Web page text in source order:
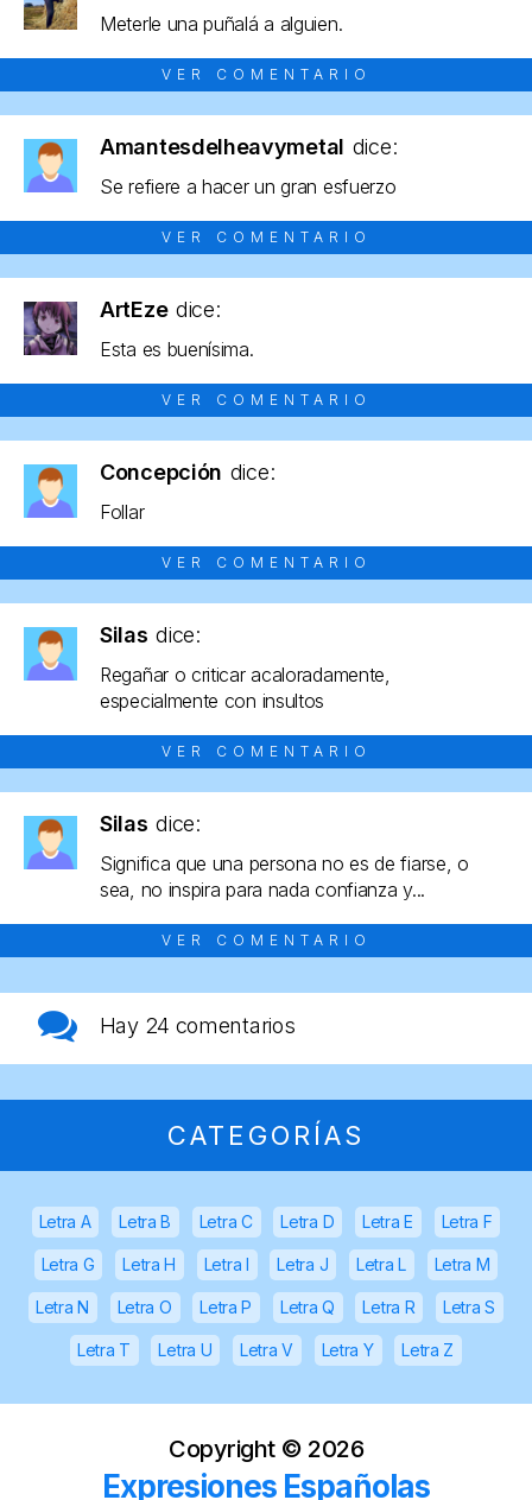
Meterle una puñalá a alguien.
VER COMENTARIO
Amantesdelheavymetal dice:
Se refiere a hacer un gran esfuerzo
VER COMENTARIO
ArtEze dice:
Esta es buenísima.
VER COMENTARIO
Concepción dice:
Follar
VER COMENTARIO
Silas dice:
Regañar o criticar acaloradamente,
especialmente con insultos
VER COMENTARIO
Silas dice:
Significa que una persona no es de fiarse, o
sea, no inspira para nada confianza y...
VER COMENTARIO
Hay 24 comentarios
CATEGORÍAS
Letra A Letra B Letra C Letra D Letra E Letra F
Letra G Letra H Letra I Letra J Letra L Letra M
Letra N Letra O Letra P Letra Q Letra R Letra S
Letra T Letra U Letra V Letra Y Letra Z
Copyright © 2026
Expresiones Españolas